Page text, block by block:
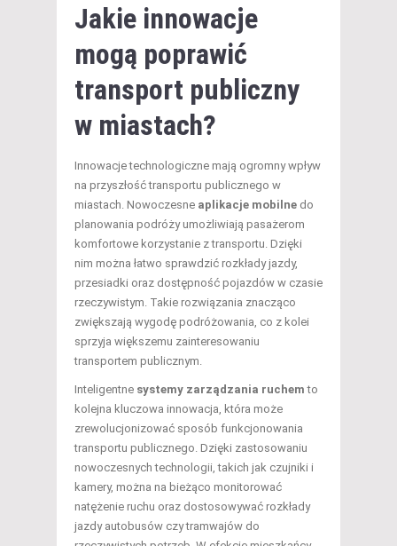
Jakie innowacje
mogą poprawić
transport publiczny
w miastach?
Innowacje technologiczne mają ogromny wpływ
na przyszłość transportu publicznego w
miastach. Nowoczesne aplikacje mobilne do
planowania podróży umożliwiają pasażerom
komfortowe korzystanie z transportu. Dzięki
nim można łatwo sprawdzić rozkłady jazdy,
przesiadki oraz dostępność pojazdów w czasie
rzeczywistym. Takie rozwiązania znacząco
zwiększają wygodę podróżowania, co z kolei
sprzyja większemu zainteresowaniu
transportem publicznym.
Inteligentne systemy zarządzania ruchem to
kolejna kluczowa innowacja, która może
zrewolucjonizować sposób funkcjonowania
transportu publicznego. Dzięki zastosowaniu
nowoczesnych technologii, takich jak czujniki i
kamery, można na bieżąco monitorować
natężenie ruchu oraz dostosowywać rozkłady
jazdy autobusów czy tramwajów do